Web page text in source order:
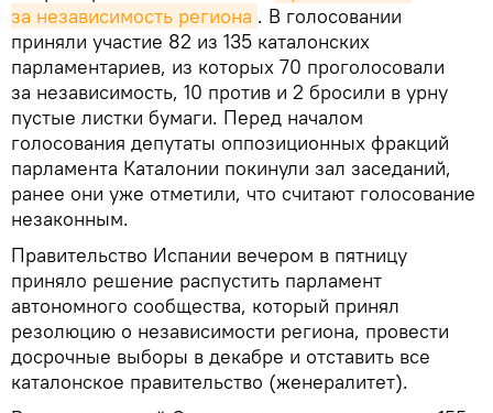
за независимость региона . В голосовании
приняли участие 82 из 135 каталонских
парламентариев, из которых 70 проголосовали
за независимость, 10 против и 2 бросили в урну
пустые листки бумаги. Перед началом
голосования депутаты оппозиционных фракций
парламента Каталонии покинули зал заседаний,
ранее они уже отметили, что считают голосование
незаконным.
Правительство Испании вечером в пятницу
приняло решение распустить парламент
автономного сообщества, который принял
резолюцию о независимости региона, провести
досрочные выборы в декабре и отставить все
каталонское правительство (женералитет).